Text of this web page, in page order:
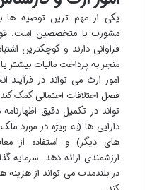
یکی از مهم ترین توصیه ها
مشورت با متخصصین است.
فراوانی دارند و کوچکترین
منجر به پرداخت مالیات
امور ارث می تواند در
فصل اختلافات احتمالی کمک
تواند در تکمیل دقیق
دارایی ها (به ویژه در مورد
های دیگر) و استفاده از
ارزشمندی ارائه دهد. سرمایه
در بلندمدت می تواند از هزینه